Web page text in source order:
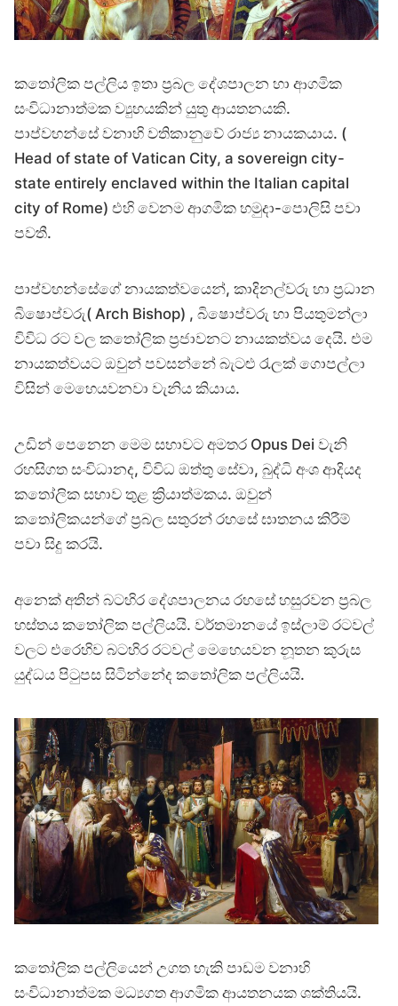
කතෝලික පල්ලිය ඉතා ප්‍රබල දේශපාලන හා ආගමික
සංවිධානාත්මක ව්‍යුහයකින් යුතු ආයතනයකි.
පාප්වහන්සේ වනාහි වතිකානුවේ රාජ්‍ය නායකයාය. (
Head of state of Vatican City, a sovereign city-
state entirely enclaved within the Italian capital
city of Rome) එහි වෙනම ආගමික හමුදා-පොලිසි පවා
පවතී.
පාප්වහන්සේගේ නායකත්වයෙන්, කාදිනල්වරු හා ප්‍රධාන
බිෂොප්වරු( Arch Bishop) , බිෂොප්වරු හා පියතුමන්ලා
විවිධ රට වල කතෝලික ප්‍රජාවනට නායකත්වය දෙයි. එම
නායකත්වයට ඔවුන් පවසන්නේ බැටළු රැලක් ගොපල්ලා
විසින් මෙහෙයවනවා වැනිය කියාය.
උඩින් පෙනෙන මෙම සභාවට අමතර Opus Dei වැනි
රහසිගත සංවිධානද, විවිධ ඔත්තු සේවා, බුද්ධි අංශ ආදියද
කතෝලික සභාව තුළ ක්‍රියාත්මකය. ඔවුන්
කතෝලිකයන්ගේ ප්‍රබල සතුරන් රහසේ ඝාතනය කිරීම්
පවා සිදු කරයි.
අනෙක් අතින් බටහිර දේශපාලනය රහසේ හසුරවන ප්‍රබල
හස්තය කතෝලික පල්ලියයි. වර්තමානයේ ඉස්ලාම් රටවල්
වලට එරෙහිව බටහිර රටවල් මෙහෙයවන නූතන කුරුස
යුද්ධය පිටුපස සිටින්නේද කතෝලික පල්ලියයි.
කතෝලික පල්ලියෙන් උගත හැකි පාඩම වනාහි
සංවිධානාත්මක මධ්‍යගත ආගමික ආයතනයක ශක්තියයි.